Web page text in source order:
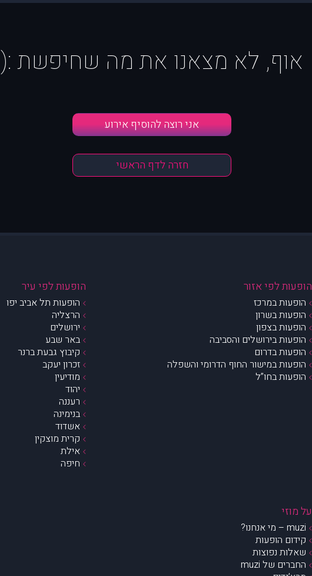
אוף, לא מצאנו את מה שחיפשת :(
אני רוצה להוסיף אירוע
חזרה לדף הראשי
הופעות לפי אזור
הופעות במרכז
הופעות בשרון
הופעות בצפון
הופעות בירושלים והסביבה
הופעות בדרום
הופעות במישור החוף הדרומי והשפלה
הופעות בחו”ל
הופעות לפי עיר
הופעות תל אביב יפו
הרצליה
ירושלים
באר שבע
קיבוץ גבעת ברנר
זכרון יעקב
מודיעין
יהוד
רעננה
בנימינה
אשדוד
קרית מוצקין
אילת
חיפה
על מוזי
muzi – מי אנחנו?
קידום הופעות
שאלות נפוצות
החברים של muzi